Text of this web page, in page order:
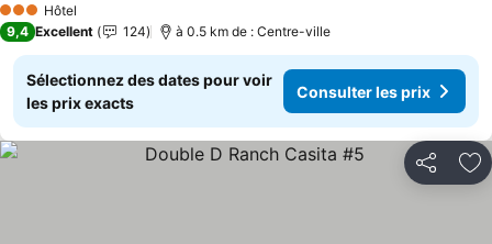
3 ÉtoilesHôtel
9,4 Excellent 124 à 0.5 km de : Centre-ville
Sélectionnez des dates pour voir
les prix exacts
Consulter les prix
Partager